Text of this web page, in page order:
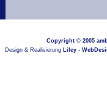
Copyright © 2005
Design & Realisierung Liley -